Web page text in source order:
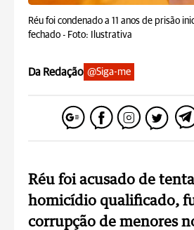
Réu foi condenado a 11 anos de prisão
fechado - Foto: Ilustrativa
Da Redação @Siga-me
Réu foi acusado de
homicídio qualificado,
corrupção de menores